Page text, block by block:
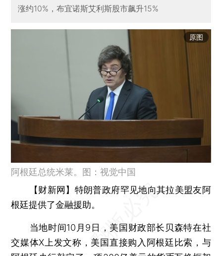
涨约10%，布宜诺斯艾利斯股市飙升15%
原图
阿根廷总统米莱。图：视觉中国
【财新网】 特朗普政府罕见地向其拉美盟友阿
根廷提供了金融援助。
当地时间10月9日，美国财政部长贝森特在社
交媒体X上发文称，美国直接购入阿根廷比索，与